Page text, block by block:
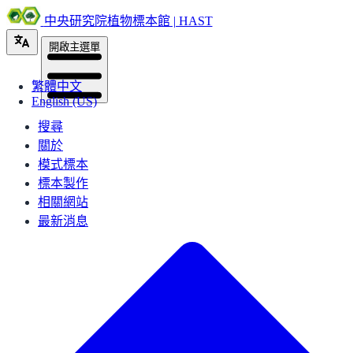
中央研究院植物標本館 | HAST
繁體中文
English (US)
開啟主選單
搜尋
關於
模式標本
標本製作
相關網站
最新消息